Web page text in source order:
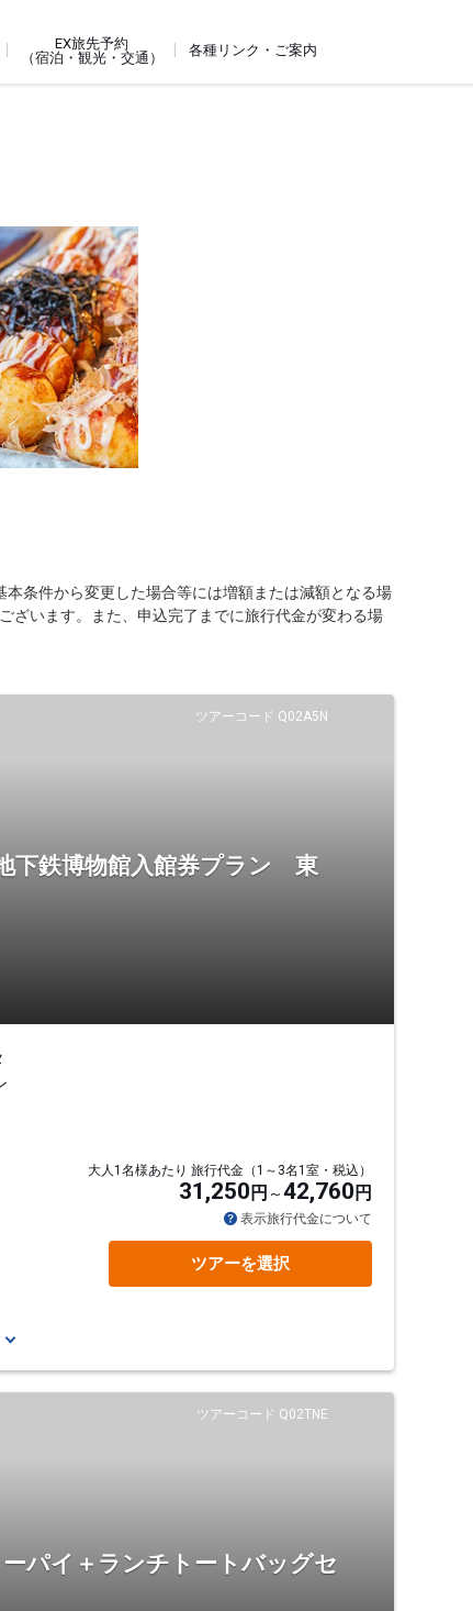
EX旅先予約
（宿泊・観光・交通）
各種リンク・ご案内
条件から変更した場合等には増額または減額となる場
ざいます。また、申込完了までに旅行代金が変わる場
ツアーコード Q02A5N
下鉄博物館入館券プラン 東
大人1名様あたり 旅行代金（1～3名1室・税込）
31,250 円 42,760 円
表示旅行代金について
ツアーを選択
ツアーコード Q02TNE
パイ＋ランチトートバッグセ